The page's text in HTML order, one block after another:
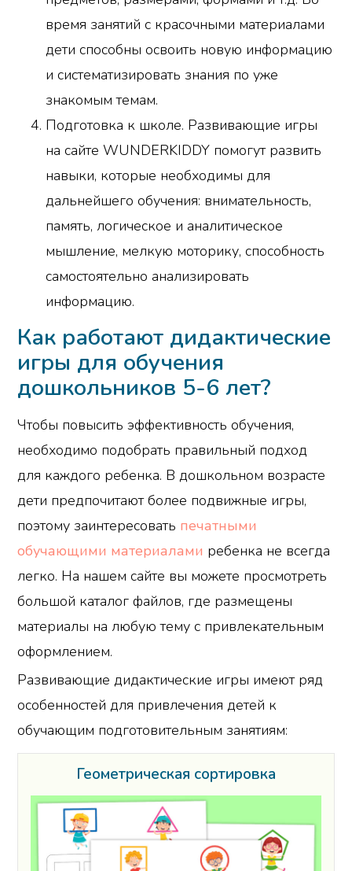
время занятий с красочными материалами
дети способны освоить новую информацию
и систематизировать знания по уже
знакомым темам.
Подготовка к школе. Развивающие игры
на сайте WUNDERKIDDY помогут развить
навыки, которые необходимы для
дальнейшего обучения: внимательность,
память, логическое и аналитическое
мышление, мелкую моторику, способность
самостоятельно анализировать
информацию.
Как работают дидактические
игры для обучения
дошкольников 5-6 лет?
Чтобы повысить эффективность обучения,
необходимо подобрать правильный подход
для каждого ребенка. В дошкольном возрасте
дети предпочитают более подвижные игры,
поэтому заинтересовать печатными
обучающими материалами ребенка не всегда
легко. На нашем сайте вы можете просмотреть
большой каталог файлов, где размещены
материалы на любую тему с привлекательным
оформлением.
Развивающие дидактические игры имеют ряд
особенностей для привлечения детей к
обучающим подготовительным занятиям:
Геометрическая сортировка